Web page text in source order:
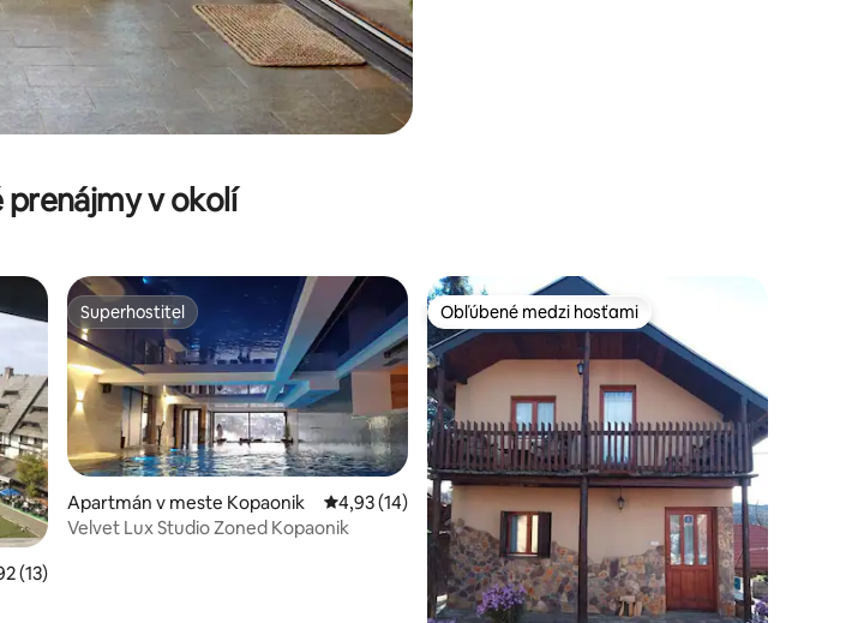
prenájmy v okolí
ohodnotenie 4,92 z 5, počet hodnotení: 13
(13)
Superhostiteľ
Superhostiteľ
Apartmán v meste Kopaonik Priemerné ohodnotenie 4,93 z 5, počet hodnotení: 14
4,93 (14)
Velvet Lux Studio Zoned Kopaonik
Obľúbené medzi hosťami
Obľúbené medzi hosťami